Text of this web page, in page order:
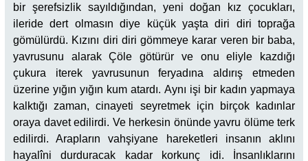
bir şerefsizlik sayıldığından, yeni doğan kız çocukları,
ileride dert olmasın diye küçük yaşta diri diri toprağa
gömülürdü. Kızını diri diri gömmeye karar veren bir baba,
yavrusunu alarak Çöle götürür ve onu eliyle kazdığı
çukura iterek yavrusunun feryadına aldırış etmeden
üzerine yığın yığın kum atardı. Aynı işi bir kadın yapmaya
kalktığı zaman, cinayeti seyretmek için birçok kadınlar
oraya davet edilirdi. Ve herkesin önünde yavru ölüme terk
edilirdi. Arapların vahşiyane hareketleri insanın aklını
hayalîni durduracak kadar korkunç idi. İnsanlıklarını